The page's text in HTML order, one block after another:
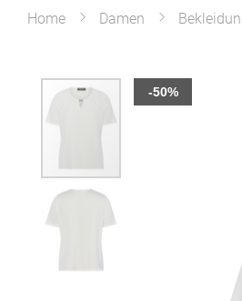
Home Damen
Zum
Ende
-50%